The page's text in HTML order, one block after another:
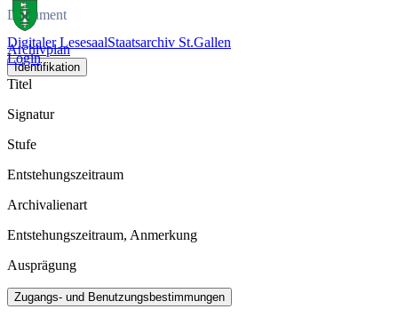
Digitaler LesesaalStaatsarchiv St.Gallen
Login
Dokument
Archivplan
Identifikation
Titel
Signatur
Stufe
Entstehungszeitraum
Archivalienart
Entstehungszeitraum, Anmerkung
Ausprägung
Zugangs- und Benutzungsbestimmungen